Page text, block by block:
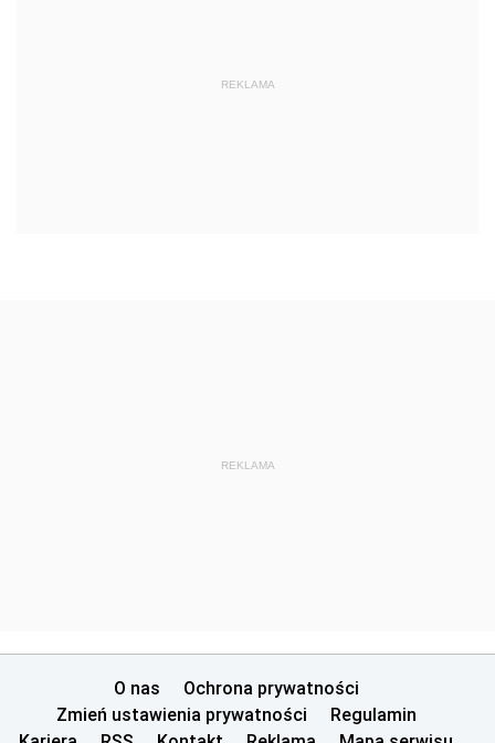
REKLAMA
REKLAMA
O nas
Ochrona prywatności
Zmień ustawienia prywatności
Regulamin